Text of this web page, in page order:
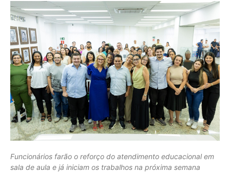
Funcionários farão o reforço do atendimento educacional em
sala de aula e já iniciam os trabalhos na próxima semana